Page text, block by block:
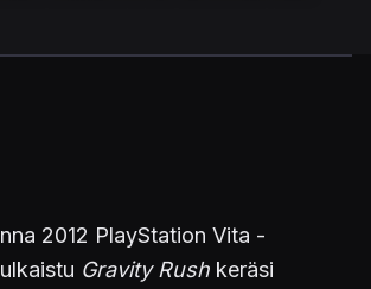
2012 PlayStation Vita -
Gravity Rush keräsi